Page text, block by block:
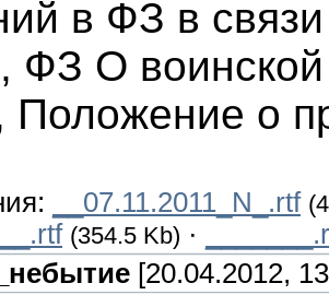
в ФЗ в
ФЗ О
Положение о
__07.11.2011_N_.rtf
___.rtf (354.5 Kb) ·
[20.04.2012,